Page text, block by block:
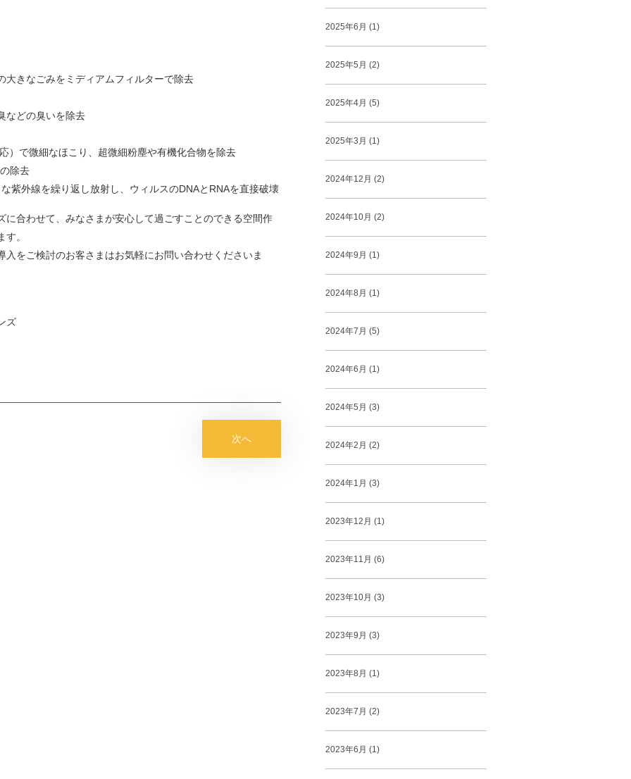
きなごみをミディアムフィルターで除去
どの臭いを除去
で微細なほこり、超微細粉塵や有機化合物を除去
除去
外線を繰り返し放射し、ウィルスのDNAとRNAを直接破壊
に合わせて、みなさまが安心して過ごすことのできる空間作
。
をご検討のお客さまはお気軽にお問い合わせくださいま
ズ
次へ
2025年6月 (1)
2025年5月 (2)
2025年4月 (5)
2025年3月 (1)
2024年12月 (2)
2024年10月 (2)
2024年9月 (1)
2024年8月 (1)
2024年7月 (5)
2024年6月 (1)
2024年5月 (3)
2024年2月 (2)
2024年1月 (3)
2023年12月 (1)
2023年11月 (6)
2023年10月 (3)
2023年9月 (3)
2023年8月 (1)
2023年7月 (2)
2023年6月 (1)